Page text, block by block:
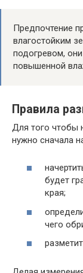
Предпочтение
влагостойким
подогревом,
повышенной
Правила
Для того чтобы
нужно сначала
будет
края;
чего